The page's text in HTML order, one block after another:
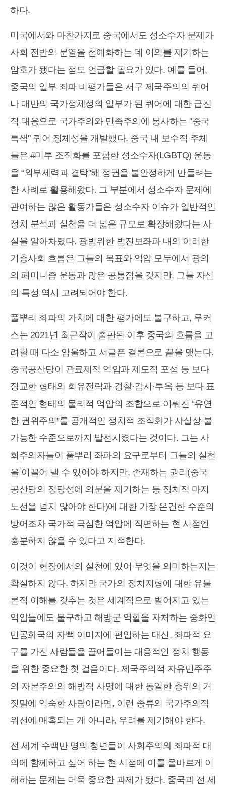
하다.
미국에서와 마찬가지로 중국에서도 성소수자 문제가
사회 전반의 분열을 첨예화하는 데 이의를 제기하는
암호가 됐다는 점도 언급할 필요가 있다. 예를 들어,
중국의 일부 좌파 비평가들은 서구 제국주의의 퀴어
나 대만의 국가정체성의 일부가 된 퀴어에 대한 급진
적 대응으로 국가주의와 민족주의에 봉사하는 "중국
특색" 퀴어 정체성을 개발했다. 중국 내 보수적 주체
들은 #미투 조직화를 포함한 성소수자(LGBTQ) 운동
을 “외부세력과 결탁”해 정권을 불안정하게 만들려는
한 사례로 활용해왔다. 그 부분에서 성소수자 문제에
관여하는 많은 활동가들은 성소수자 이슈가 일반적인
정치 분석과 실천을 더 넓은 규모로 확장해왔다는 사
실을 알아차렸다. 광범위한 범진보좌파 내의 이러한
기층사회 흐름은 그들의 목표와 억압 모두에서 광의
의 페미니즘 운동과 많은 공통점을 갖지만, 그들 자신
의 특성 역시 고려되어야 한다.
풀뿌리 좌파의 가치에 대한 평가에도 불구하고, 루커
스는 2021년 최근작이 출판된 이후 중국의 흐름을 고
려할 때 다소 암울하고 서글픈 결론으로 끝을 맺는다.
중국공산당이 관료제적 억압과 제도적 포섭 등 보다
정교한 형태의 회유전략과 경찰·감시·투옥 등 보다 표
준적인 형태의 물리적 억압의 조합으로 이뤄진 “유연
한 권위주의”를 공개적인 정치적 조직화가 사실상 불
가능한 수준으로까지 발전시켰다는 것이다. 그는 사
회주의자들이 풀뿌리 좌파의 요구로부터 그들의 실천
을 이끌어 낼 수 있어야 하지만, 존재하는 권리(중국
공산당의 정당성에 의문을 제기하는 등 정치적 마지
노선을 넘지 않아야 한다)에 대한 가장 온건한 수준의
방어조차 국가적 극심한 억압에 직면하는 현 시점엔
충분하지 않을 수 있다고 지적한다.
이것이 현장에서의 실천에 있어 무엇을 의미하는지는
확실하지 않다. 하지만 국가의 정치지형에 대한 유물
론적 이해를 갖추는 것은 세계적으로 벌어지고 있는
억압들에도 불구하고 해방군 역할을 자처하는 중화인
민공화국의 자뻑 이미지에 편입하는 대신, 좌파적 요
구를 가진 사람들을 끌어들이는 대응적인 정치 행동
을 위한 중요한 첫 걸음이다. 제국주의적 자유민주주
의 자본주의의 해방적 사명에 대한 동일한 층위의 거
짓말에 익숙한 사람이라면, 이런 종류의 국가주의적
위선에 매혹되는 게 아니라, 우려를 제기해야 한다.
전 세계 수백만 명의 청년들이 사회주의와 좌파적 대
의에 함께하고 싶어 하는 현 시점에 이를 올바르게 이
해하는 문제는 더욱 중요한 과제가 됐다. 중국과 전 세